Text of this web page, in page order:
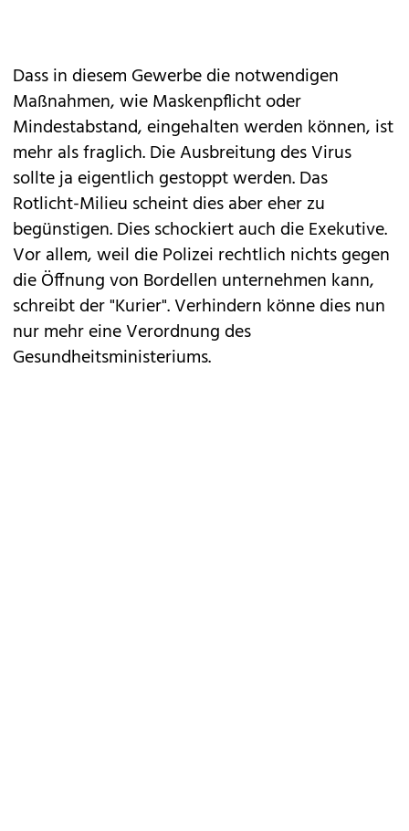
Dass in diesem Gewerbe die notwendigen
Maßnahmen, wie Maskenpflicht oder
Mindestabstand, eingehalten werden können, ist
mehr als fraglich. Die Ausbreitung des Virus
sollte ja eigentlich gestoppt werden. Das
Rotlicht-Milieu scheint dies aber eher zu
begünstigen. Dies schockiert auch die Exekutive.
Vor allem, weil die Polizei rechtlich nichts gegen
die Öffnung von Bordellen unternehmen kann,
schreibt der "Kurier". Verhindern könne dies nun
nur mehr eine Verordnung des
Gesundheitsministeriums.